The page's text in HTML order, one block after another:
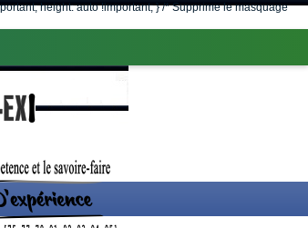
height: auto !important; } /* Supprime le masquage